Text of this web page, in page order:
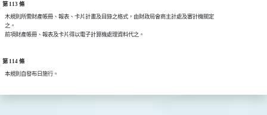
第 113 條
  木規則所需財產帳冊、報表、卡片計畫及目錄之格式，由財政局會商主計處及審計機關定
  之。
第 114 條